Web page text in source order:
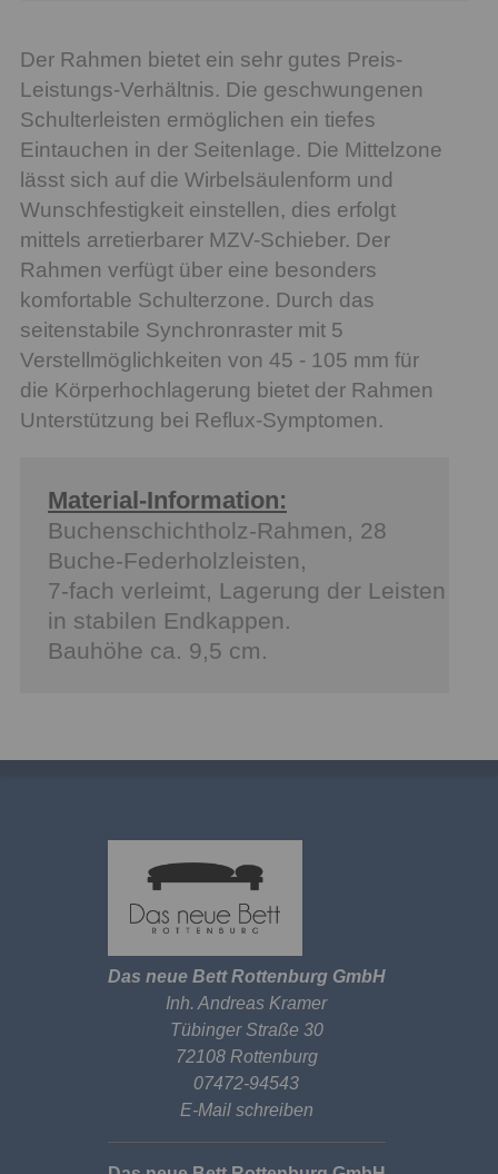
Der Rahmen bietet ein sehr gutes Preis-
Leistungs-Verhältnis. Die geschwungenen
Schulterleisten ermöglichen ein tiefes
Eintauchen in der Seitenlage. Die Mittelzone
lässt sich auf die Wirbelsäulenform und
Wunschfestigkeit einstellen, dies erfolgt
mittels arretierbarer MZV-Schieber. Der
Rahmen verfügt über eine besonders
komfortable Schulterzone. Durch das
seitenstabile Synchronraster mit 5
Verstellmöglichkeiten von 45 - 105 mm für
die Körperhochlagerung bietet der Rahmen
Unterstützung bei Reflux-Symptomen.
Material-Information:
Buchenschichtholz-Rahmen, 28
Buche-Federholzleisten,
7-fach verleimt, Lagerung der Leisten
in stabilen Endkappen.
Bauhöhe ca. 9,5 cm.
Das neue Bett Rottenburg GmbH
Inh. Andreas Kramer
Tübinger Straße 30
72108 Rottenburg
07472-94543
E-Mail schreiben